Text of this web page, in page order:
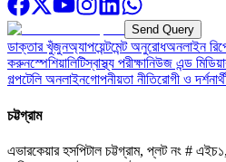
Send Query
ডাক্তার খুঁজুনঅ্যাপয়েন্টমেন্ট অনুরোধঅনলাইন
করুনস্পেশিয়ালিটিস্বাস্থ্য পরীক্ষানিউজ এন্ড মিডিয়া
গল্পটেলি অনলাইনগোপনীয়তা নীতিরোগী ও
চট্টগ্রাম
এভারকেয়ার হসপিটাল চট্টগ্রাম, প্লট নং #